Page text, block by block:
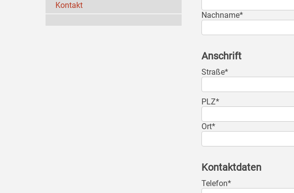
Nachname*
Anschrift
Straße*
PLZ*
Ort*
Kontaktdaten
Telefon*
Kontakt